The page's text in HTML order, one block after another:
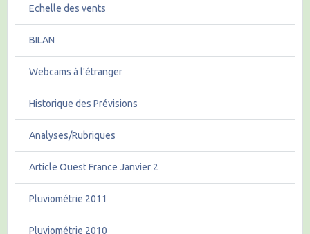
Echelle des vents
BILAN
Webcams à l'étranger
Historique des Prévisions
Analyses/Rubriques
Article Ouest France Janvier 2
Pluviométrie 2011
Pluviométrie 2010